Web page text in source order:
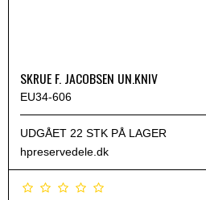
SKRUE F. JACOBSEN UN.KNIV
EU34-606
UDGÅET 22 STK PÅ LAGER
hpreservedele.dk